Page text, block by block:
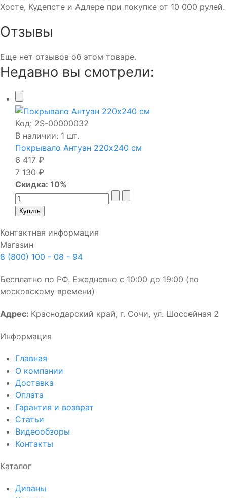
Хосте, Кудепсте и Адлере при покупке от 10 000 рулей.
Отзывы
Еще нет отзывов об этом товаре.
Недавно вы смотрели:
Код: 2S-00000032
В наличии: 1 шт.
Покрывало Антуан 220х240 см
6 417 ₽
7 130 ₽
Скидка: 10%
Контактная информация
Магазин
8 (800) 100 - 08 - 94
Бесплатно по РФ. Ежедневно с 10:00 до 19:00 (по
московскому времени)
Адрес: Краснодарский край, г. Сочи, ул. Шоссейная 2
Информация
Главная
О компании
Доставка
Оплата
Гарантия и возврат
Статьи
Видеообзоры
Контакты
Каталог
Диваны